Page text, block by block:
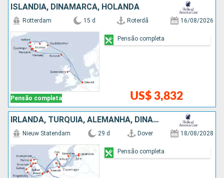
ISLÂNDIA, DINAMARCA, HOLANDA
Pensão completa
Rotterdam 15 d Roterdã 16/08/2026
US$ 3,832
Pensão completa
IRLANDA, TURQUIA, ALEMANHA, DINAMARCA, SUÃCIA, HOLANDA, FINLÃNDIA, ESTÃNIA, NORUEGA
Nieuw Statendam 29 d Dover 18/08/2028
Pensão completa